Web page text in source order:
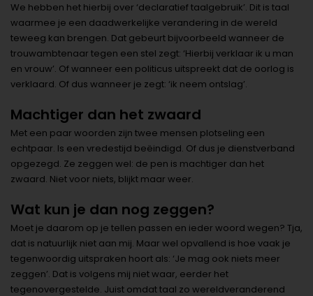
We hebben het hierbij over ‘declaratief taalgebruik’. Dit is taal
waarmee je een daadwerkelijke verandering in de wereld
teweeg kan brengen. Dat gebeurt bijvoorbeeld wanneer de
trouwambtenaar tegen een stel zegt: ‘Hierbij verklaar ik u man
en vrouw’. Of wanneer een politicus uitspreekt dat de oorlog is
verklaard. Of dus wanneer je zegt: ‘ik neem ontslag’.
Machtiger dan het zwaard
Met een paar woorden zijn twee mensen plotseling een
echtpaar. Is een vredestijd beëindigd. Of dus je dienstverband
opgezegd. Ze zeggen wel: de pen is machtiger dan het
zwaard. Niet voor niets, blijkt maar weer.
Wat kun je dan nog zeggen?
Moet je daarom op je tellen passen en ieder woord wegen? Tja,
dat is natuurlijk niet aan mij. Maar wel opvallend is hoe vaak je
tegenwoordig uitspraken hoort als: ‘Je mag ook niets meer
zeggen’. Dat is volgens mij niet waar, eerder het
tegenovergestelde. Juist omdat taal zo wereldveranderend